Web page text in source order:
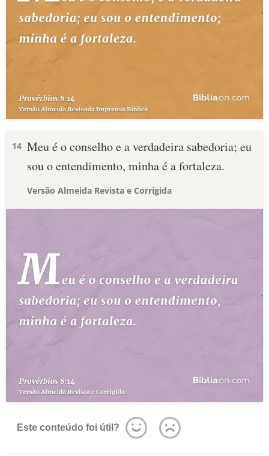
14 Meu é o conselho e a verdadeira sabedoria; eu
sou o entendimento, minha é a fortaleza.
Versão Almeida Revista e Corrigida
Este conteúdo foi útil?